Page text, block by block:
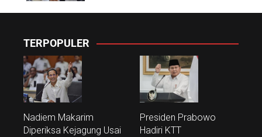
TERPOPULER
Nadiem Makarim
Diperiksa Kejagung Usai
Presiden Prabowo
Hadiri KTT